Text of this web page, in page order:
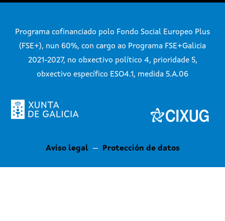
Programa cofinanciado polo Fondo Social Europeo Plus
(FSE+), nun 60%, con cargo ao Programa FSE+Galicia
2021-2027, no obxectivo político 4, prioridade 5,
obxectivo específico ESO4.1, medida 5.A.06
Aviso legal— Protección de datos